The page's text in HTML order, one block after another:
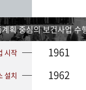
획 중심의 보건사업 수
시작 1961
설치 1962